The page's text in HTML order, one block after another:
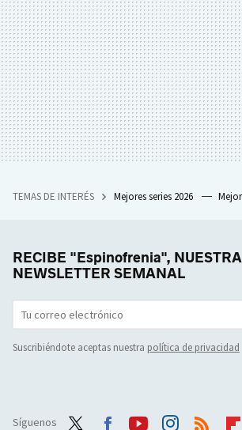
TEMAS DE INTERÉS Mejores series 2026
RECIBE "Espinofrenia", NUESTRA
NEWSLETTER SEMANAL
Suscribiéndote aceptas nuestra política de privacidad
Síguenos